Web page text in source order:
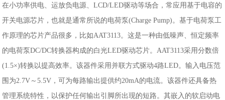
在小功率供电、运放负电源、LCD/LED驱动等场合，常应用基于电容的
开关电源芯片，也就是通常所说的电荷泵(Charge Pump)。基于电荷泵工
作原理的芯片产品很多，比如AAT3113。这是一种由低噪声、恒定频率
的电荷泵DC/DC转换器构成的白光LED驱动芯片。AAT3113采用分数倍
(1.5×)转换以提高效率。该器件采用并联方式驱动4路LED。输入电压范
围为2.7V～5.5V，可为每路输出提供约20mA的电流。该器件还具备热
管理系统特性，以保护任何输出引脚所出现的短路。其嵌入的软启动电